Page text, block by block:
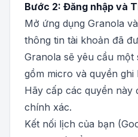
Bước 2: Đăng nhập và
Mở ứng dụng Granola
thông tin tài khoản đã
Granola sẽ yêu cầu
gồm micro và quyền ghi
Hãy cấp các quyền này
chính xác.
Kết nối lịch của bạn